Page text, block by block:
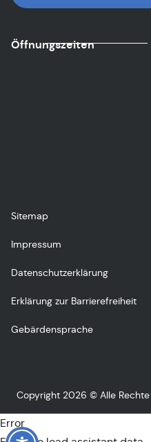
Öffnungszeiten
Sitemap
Impressum
Datenschutzerklärung
Erklärung zur Barrierefreiheit
Gebärdensprache
Copyright 2026 © Alle Rechte
Error